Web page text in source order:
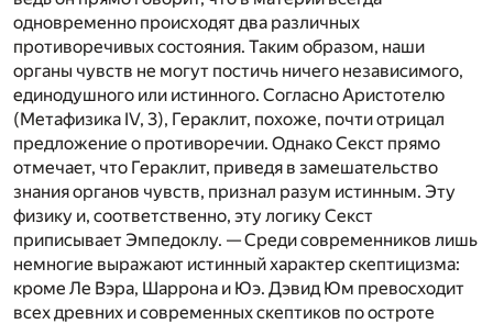
одновременно происходят два различных
противоречивых состояния. Таким образом, наши
органы чувств не могут постичь ничего независимого,
единодушного или истинного. Согласно Аристотелю
(Метафизика IV, 3), Гераклит, похоже, почти отрицал
предложение о противоречии. Однако Секст прямо
отмечает, что Гераклит, приведя в замешательство
знания органов чувств, признал разум истинным. Эту
физику и, соответственно, эту логику Секст
приписывает Эмпедоклу. — Среди современников лишь
немногие выражают истинный характер скептицизма:
кроме Ле Вэра, Шаррона и Юэ. Дэвид Юм превосходит
всех древних и современных скептиков по остроте